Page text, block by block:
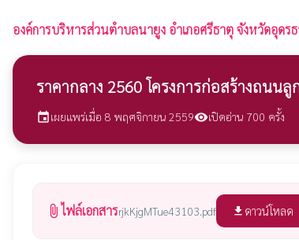
องค์การบริหารส่วนตำบลนายูง อำเภอศรีธาตุ จังหวัดอุดร
ราคากลาง 2560 โครงการก่อสร้างถนน
eventเผยแพร่เมื่อ 8 พฤศจิกายน 2559visibilityเปิดอ่าน 700 ครั้ง
attach_file ไฟล์เอกสารrjkKjgMTue43103.pdf file_download ดาวน์โหลด